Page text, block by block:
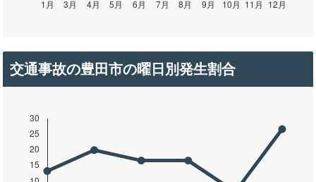
交通事故の豊田市の曜日別発生割合